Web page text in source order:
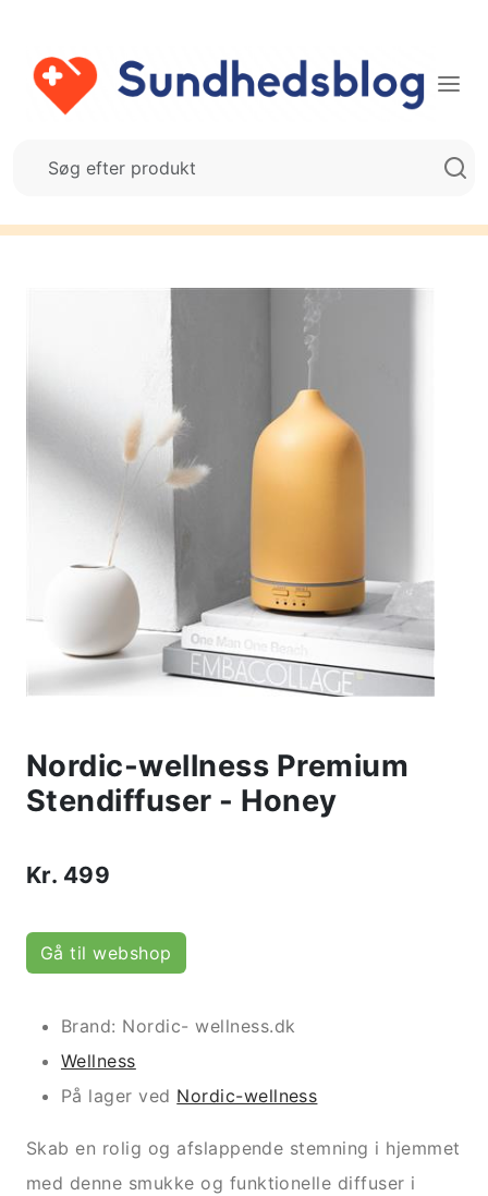
Nordic-wellness Premium
Stendiffuser - Honey
Kr. 499
Gå til webshop
Brand: Nordic- wellness.dk
Wellness
På lager ved Nordic-wellness
Skab en rolig og afslappende stemning i hjemmet
med denne smukke og funktionelle diffuser i